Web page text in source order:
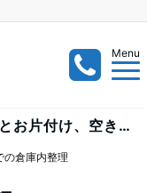
Menu
遺品整理や生前整理、家屋内の丸ごとお片付け、空き家、空き部屋、倉庫内の整理など、大量案件も出張見積り無料で受付中！
の倉庫内整理